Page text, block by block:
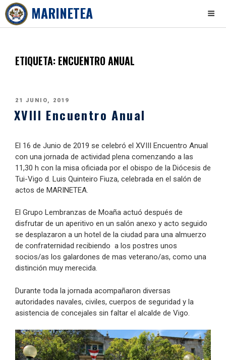
content
MARINETEA
ETIQUETA: ENCUENTRO ANUAL
PUBLICADO
21 JUNIO, 2019
XVIII Encuentro Anual
El 16 de Junio de 2019 se celebró el XVIII Encuentro Anual
con una jornada de actividad plena comenzando a las
11,30 h con la misa oficiada por el obispo de la Diócesis de
Tui-Vigo d. Luis Quinteiro Fiuza, celebrada en el salón de
actos de MARINETEA.
El Grupo Lembranzas de Moaña actuó después de
disfrutar de un aperitivo en un salón anexo y acto seguido
se desplazaron a un hotel de la ciudad para una almuerzo
de confraternidad recibiendo a los postres unos
socios/as los galardones de mas veterano/as, como una
distinción muy merecida.
Durante toda la jornada acompañaron diversas
autoridades navales, civiles, cuerpos de seguridad y la
asistencia de concejales sin faltar el alcalde de Vigo.